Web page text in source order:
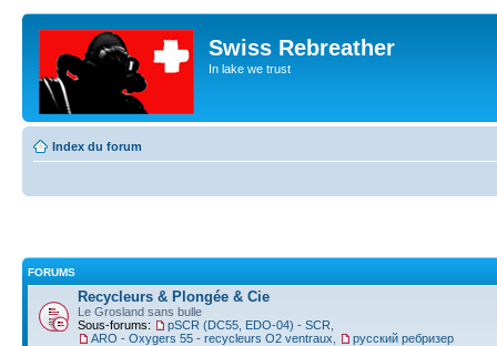
Swiss Rebreather
In lake we trust
Index du forum
FORUMS
Recycleurs & Plongée & Cie
Le Grosland sans bulle
Sous-forums:
pSCR (DC55, EDO-04) - SCR
ARO - Oxygers 55 - recycleurs O2 ventraux
русский ребризер